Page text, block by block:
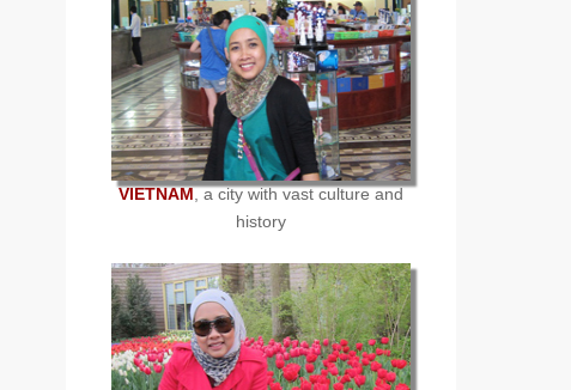
VIETNAM, a city with vast culture and
history